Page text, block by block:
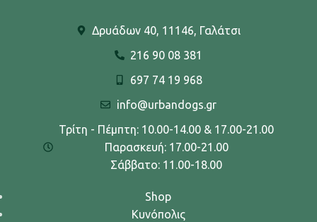
Δρυάδων 40, 11146, Γαλάτσι
216 90 08 381
697 74 19 968
info@urbandogs.gr
Τρίτη - Πέμπτη: 10.00-14.00 & 17.00-21.00
Παρασκευή: 17.00-21.00
Σάββατο: 11.00-18.00
Shop
Κυνόπολις